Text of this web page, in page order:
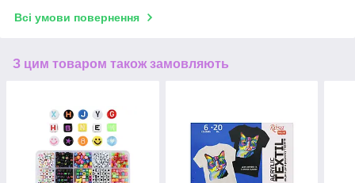
Всі умови повернення
З цим товаром також замовляють